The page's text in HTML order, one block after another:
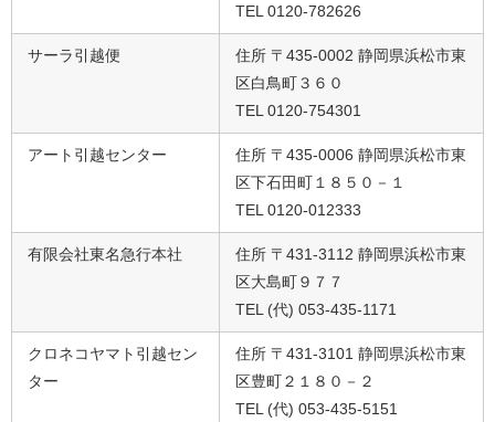
TEL 0120-782626
サーラ引越便
住所 〒435-0002 静岡県浜松市東
区白鳥町３６０
TEL 0120-754301
アート引越センター
住所 〒435-0006 静岡県浜松市東
区下石田町１８５０－１
TEL 0120-012333
有限会社東名急行本社
住所 〒431-3112 静岡県浜松市東
区大島町９７７
TEL (代) 053-435-1171
クロネコヤマト引越セン
ター
住所 〒431-3101 静岡県浜松市東
区豊町２１８０－２
TEL (代) 053-435-5151